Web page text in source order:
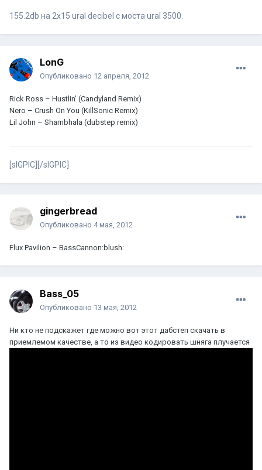
155.2db на 2x15 ural decibel с моста ural 3500.
LonG
Опубликовано 12 апреля, 2012
Rick Ross – Hustlin' (Candyland Remix)
Nero – Crush On You (KillSonic Remix)
Lil John – Shambhala (dubstep remix)
[sIGPIC][/sIGPIC]
gingerbread
Опубликовано 4 мая, 2012
Flux Pavilion – BassCannon:blush:
Bass_05
Опубликовано 13 мая, 2012
Ни кто не подскажет где можно вот этот дабстеп скачать в
приемлемом качестве, а то из видео кодировать шняга плучается